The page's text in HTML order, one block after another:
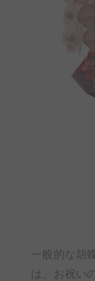
一般的な胡
は、お祝い